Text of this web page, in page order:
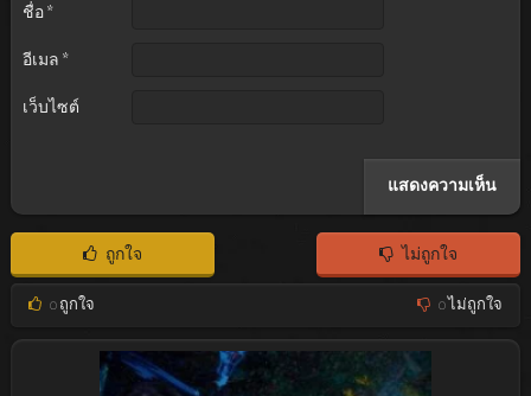
ชื่อ *
อีเมล *
เว็บไซต์
ถูกใจ ไม่ถูกใจ
0ถูกใจ 0ไม่ถูกใจ